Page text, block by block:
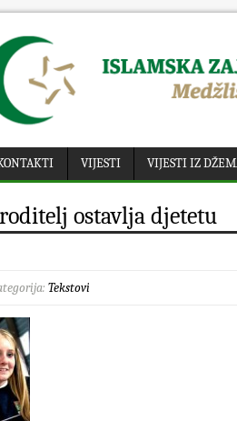
VIJESTI VIJESTI IZ
ostavlja djetetu
Tekstovi